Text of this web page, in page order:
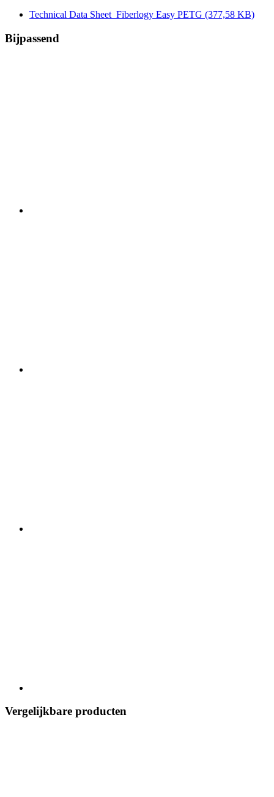
Technical Data Sheet_Fiberlogy Easy PETG (377,58 KB)
Bijpassend
Vergelijkbare producten